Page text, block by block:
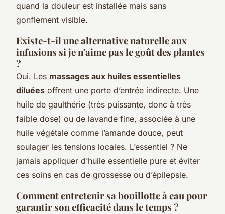
quand la douleur est installée mais sans
gonflement visible.
Existe-t-il une alternative naturelle aux
infusions si je n'aime pas le goût des plantes
?
Oui. Les massages aux huiles essentielles
diluées offrent une porte d’entrée indirecte. Une
huile de gaulthérie (très puissante, donc à très
faible dose) ou de lavande fine, associée à une
huile végétale comme l’amande douce, peut
soulager les tensions locales. L’essentiel ? Ne
jamais appliquer d’huile essentielle pure et éviter
ces soins en cas de grossesse ou d’épilepsie.
Comment entretenir sa bouillotte à eau pour
garantir son efficacité dans le temps ?